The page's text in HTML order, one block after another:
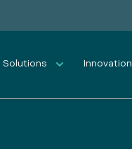
Solutions Innovation